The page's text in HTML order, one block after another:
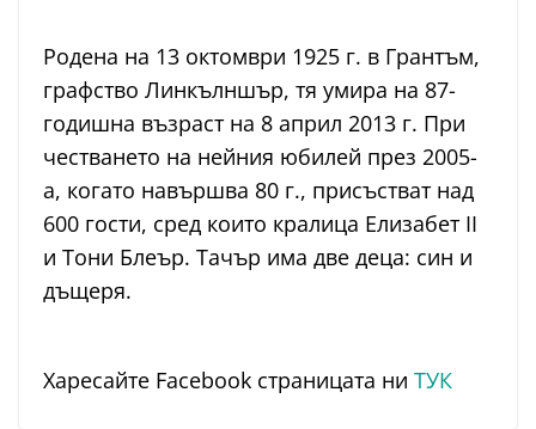
Родена на 13 октомври 1925 г. в Грантъм,
графство Линкълншър, тя умира на 87-
годишна възраст на 8 април 2013 г. При
честването на нейния юбилей през 2005-
а, когато навършва 80 г., присъстват над
600 гости, сред които кралица Елизабет II
и Тони Блеър. Тачър има две деца: син и
дъщеря.
Харесайте Facebook страницата ни ТУК